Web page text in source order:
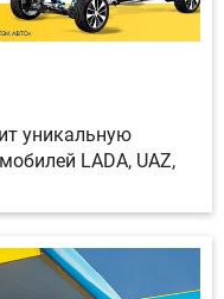
уникальную
LADA, UAZ,